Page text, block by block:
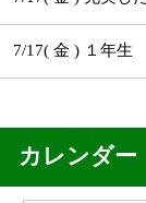
7/17( 金 ) １年生
カレンダー